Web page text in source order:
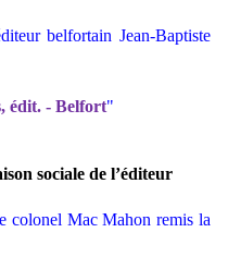
belfortain Jean-Baptiste
édit. - Belfort"
sociale de l’éditeur
colonel Mac Mahon remis la